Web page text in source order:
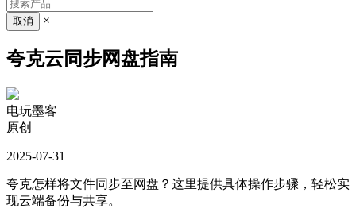
×
夸克云同步网盘指南
电玩墨客
原创
2025-07-31
夸克怎样将文件同步至网盘？这里提供具体操作步骤，轻松实
现云端备份与共享。